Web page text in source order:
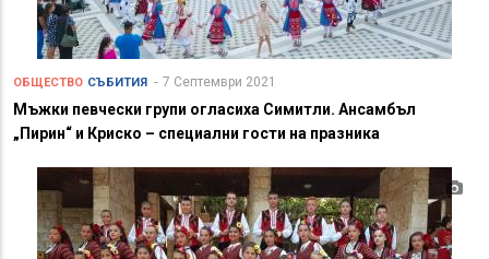
ОБЩЕСТВО СЪБИТИЯ 7 Септември 2021
Мъжки певчески групи огласиха Симитли. Ансамбъл
„Пирин“ и Криско – специални гости на празника